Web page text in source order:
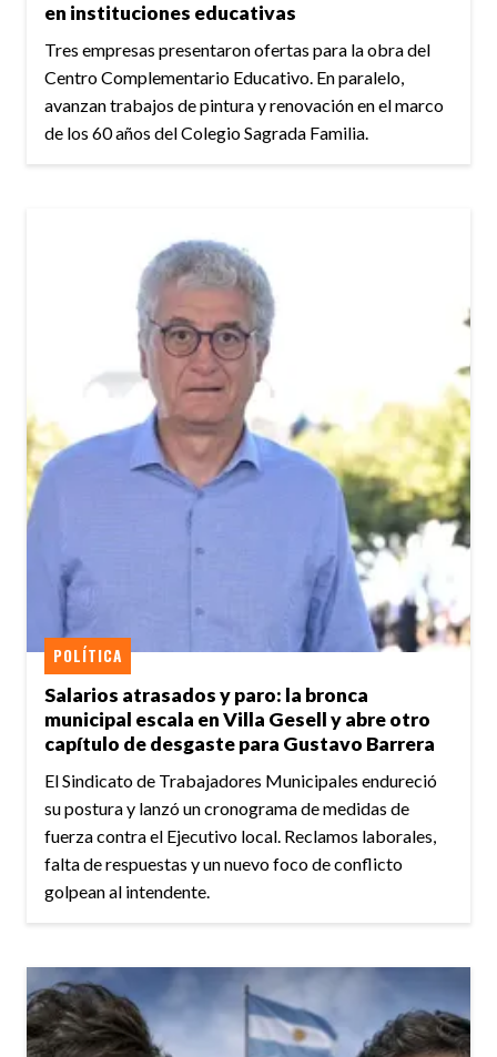
en instituciones educativas
Tres empresas presentaron ofertas para la obra del
Centro Complementario Educativo. En paralelo,
avanzan trabajos de pintura y renovación en el marco
de los 60 años del Colegio Sagrada Familia.
Salarios atrasados y paro: la bronca
municipal escala en Villa Gesell y abre otro
capítulo de desgaste para Gustavo Barrera
POLÍTICA
El Sindicato de Trabajadores Municipales endureció
su postura y lanzó un cronograma de medidas de
fuerza contra el Ejecutivo local. Reclamos laborales,
falta de respuestas y un nuevo foco de conflicto
golpean al intendente.